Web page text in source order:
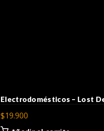
Electrodomésticos – Lost
$19.900